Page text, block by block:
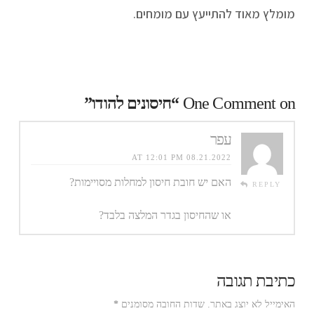
מומלץ מאוד להתייעץ עם מומחים.
One Comment on “חיסונים להודו”
REPLY
עפר
08.21.2022 AT 12:01 PM
האם יש חובת חיסון למחלות מסויימות?
או שהחיסון בגדר המלצה בלבד?
כתיבת תגובה
האימייל לא יוצג באתר. שדות החובה מסומנים *